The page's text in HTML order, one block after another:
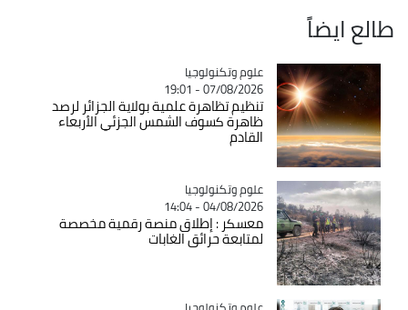
طالع ايضاً
Catégorie
علوم وتكنولوجيا
07/08/2026 - 19:01
تنظيم تظاهرة علمية بولاية الجزائر لرصد
ظاهرة كسوف الشمس الجزئي الأربعاء
القادم
Catégorie
علوم وتكنولوجيا
04/08/2026 - 14:04
معسكر : إطلاق منصة رقمية مخصصة
لمتابعة حرائق الغابات